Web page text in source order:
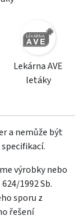
Lekárna AVE
letáky
a nemůže být
výrobky nebo
1992 Sb.
sporu z
řešení